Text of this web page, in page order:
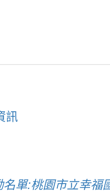
訊
單:桃園市立幸福